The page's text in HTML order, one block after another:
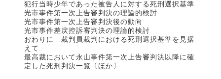
犯行当時少年であった被告人に対する死刑選択基準
光市事件第一次上告審判決の理論的検討
光市事件第一次上告審判決後の動向
光市事件差戻控訴審判決の理論的検討
おわりに―裁判員裁判における死刑選択基準を見据
えて
最高裁において永山事件第一次上告審判決以降に確
定した死刑判決一覧〔ほか〕